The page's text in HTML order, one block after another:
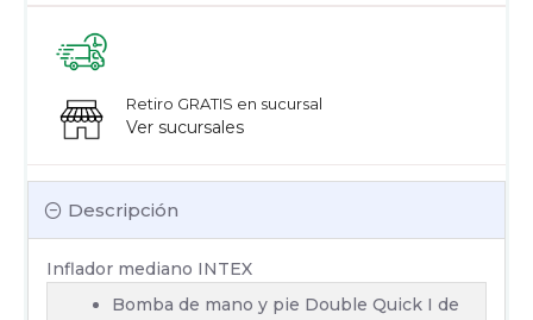
Descripción
Inflador mediano INTEX
Bomba de mano y pie Double Quick I de
Retiro GRATIS en sucursal
Ver sucursales